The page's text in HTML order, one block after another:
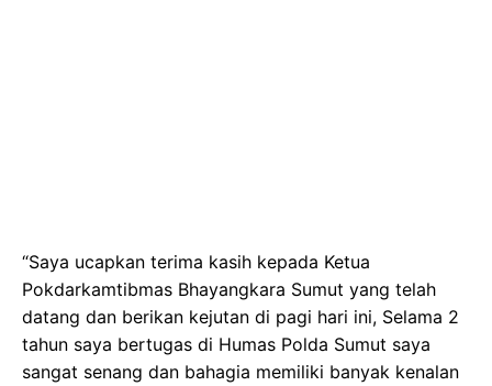
“Saya ucapkan terima kasih kepada Ketua
Pokdarkamtibmas Bhayangkara Sumut yang telah
datang dan berikan kejutan di pagi hari ini, Selama 2
tahun saya bertugas di Humas Polda Sumut saya
sangat senang dan bahagia memiliki banyak kenalan